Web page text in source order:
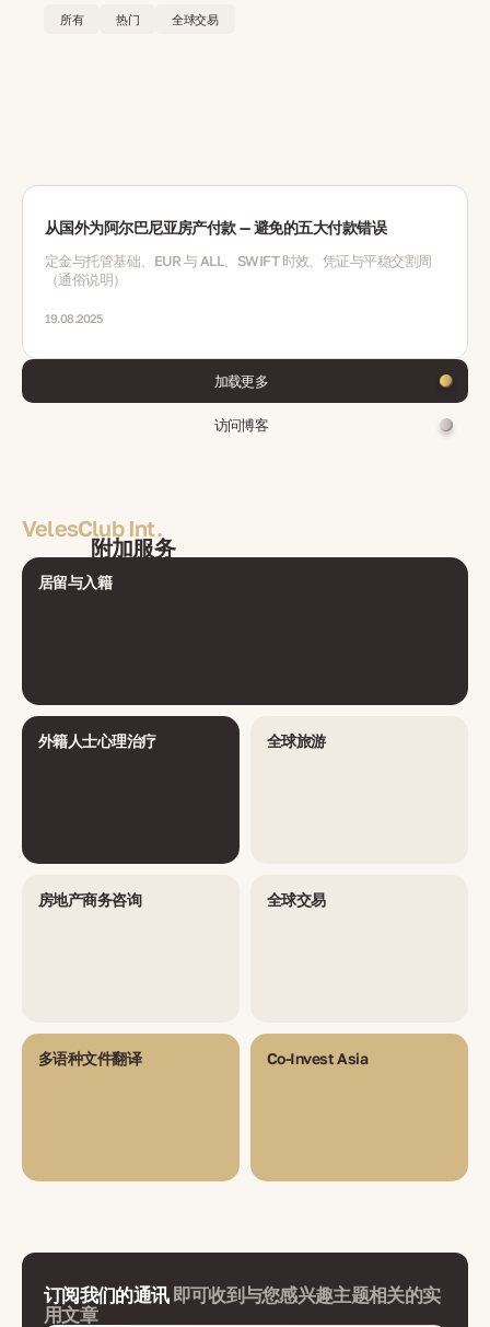
所有 热门 全球交易
从国外为阿尔巴尼亚房产付款 — 避免的五大付款错误
定金与托管基础、EUR 与 ALL、SWIFT 时效、凭证与平稳交割周
（通俗说明）
19.08.2025
加载更多
访问博客
VelesClub Int.
附加服务
居留与入籍
外籍人士心理治疗 全球旅游
房地产商务咨询 全球交易
多语种文件翻译 Co-Invest Asia
订阅我们的通讯 即可收到与您感兴趣主题相关的实
用文章